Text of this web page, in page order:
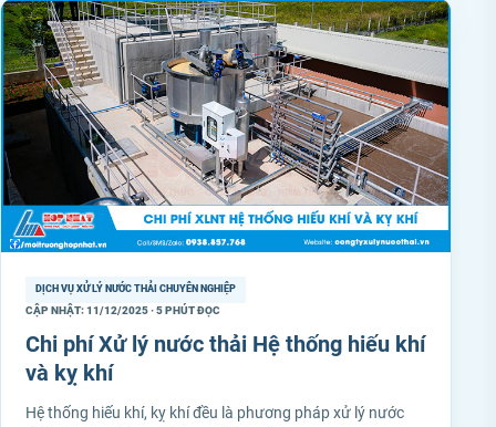
DỊCH VỤ XỬ LÝ NƯỚC THẢI CHUYÊN NGHIỆP
CẬP NHẬT: 11/12/2025 · 5 PHÚT ĐỌC
Chi phí Xử lý nước thải Hệ thống hiếu khí
và kỵ khí
Hệ thống hiếu khí, kỵ khí đều là phương pháp xử lý nước